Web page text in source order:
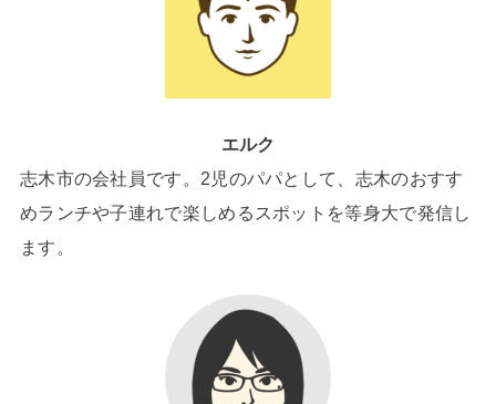
エルク
志木市の会社員です。2児のパパとして、志木のおすす
めランチや子連れで楽しめるスポットを等身大で発信し
ます。